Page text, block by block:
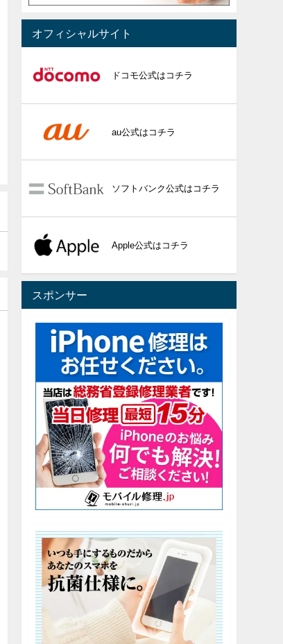
オフィシャルサイト
ドコモ公式はコチラ
au公式はコチラ
ソフトバンク公式はコチラ
Apple公式はコチラ
スポンサー